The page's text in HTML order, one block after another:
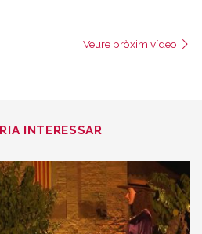
Veure pròxim vídeo
INTERESSAR